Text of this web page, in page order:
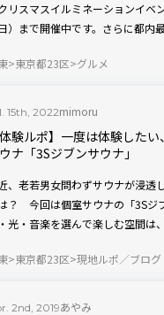
リスマスイルミネーションイ
日）まで開催中です。さらに都
てきました！
東京都23区 グルメ
15th, 2022mimoru
体験ルポ】一度は体験した
ナ「3Sジブンサウナ」
、老若男女問わずサウナが浸透
？ 今回は個室サウナの「3Sジ
光・音楽を選んで楽しむ空間は
東京都23区 現地ルポ／ブログ
2nd, 2019あやみ